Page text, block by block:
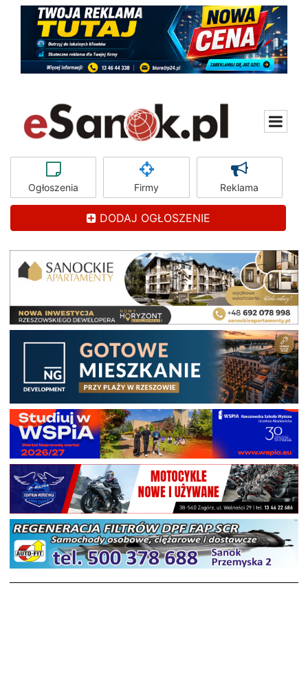
Ogłoszenia Firmy Reklama
DODAJ OGŁOSZENIE